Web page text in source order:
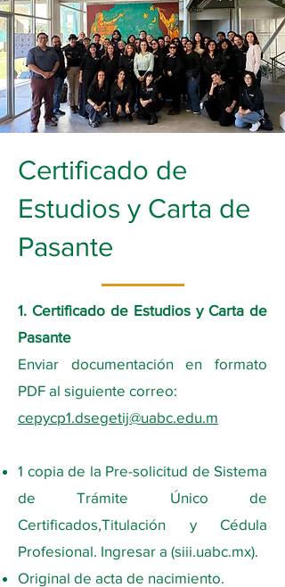
Certificado de
Estudios y Carta de
Pasante
1. Certificado de Estudios y Carta de
Pasante
Enviar documentación en formato
PDF al siguiente correo:
cepycp1.dsegetij@uabc.edu.m
1 copia de la Pre-solicitud de Sistema
de Trámite Único de
Certificados,Titulación y Cédula
Profesional. Ingresar a (siii.uabc.mx).
Original de acta de nacimiento.